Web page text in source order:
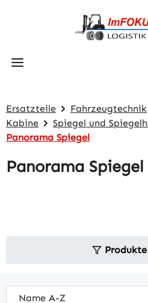
Zum Hauptinhalt springen
Ersatzteile Fahrzeugtechnik
Kabine
Spiegel und
Panorama Spiegel
Panorama Spiegel